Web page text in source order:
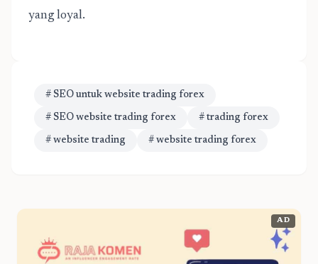
yang loyal.
# SEO untuk website trading forex
# SEO website trading forex # trading forex
# website trading # website trading forex
AD